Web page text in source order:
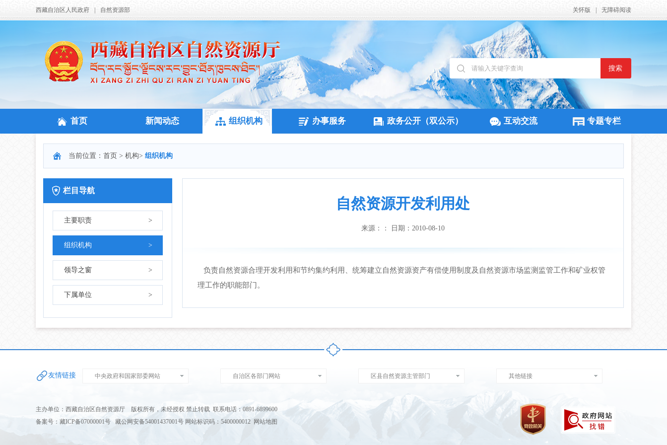
西藏自治区人民政府 自然资源部 无障碍阅读
关怀版
搜索
首页 新闻动态 组织机构 办事服务 政务公开（双公示） 互动交流 专题专栏
当前位置： 首页 > 机构> 组织机构
栏目导航
主要职责 >
组织机构 >
领导之窗 >
下属单位 >
自然资源开发利用处
来源： ： 日期： 2010-08-10
负责自然资源合理开发利用和节约集约利用、统筹建立自然资源资产有偿使用制度及自然资源市场监测监管工作和矿业权管
理工作的职能部门。
友情链接 中央政府和国家部委网站 自治区各部门网站 区县自然资源主管部门 其他链接
主办单位：西藏自治区自然资源厅 版权所有，未经授权 禁止转载 联系电话：0891-6899600
备案号：藏ICP备07000001号 藏公网安备54001437001号 网站标识码：5400000012 网站地图